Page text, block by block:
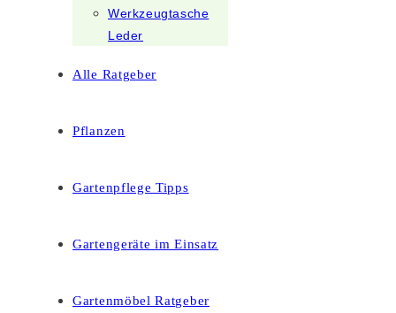
Werkzeugtasche
Leder
Alle Ratgeber
Pflanzen
Gartenpflege Tipps
Gartengeräte im Einsatz
Gartenmöbel Ratgeber